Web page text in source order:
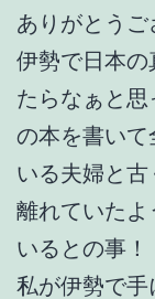
ありがとうご
伊勢で日本
たらなぁと
の本を書いて
いる夫婦と
離れていたよ
いるとの事！
私が伊勢で手